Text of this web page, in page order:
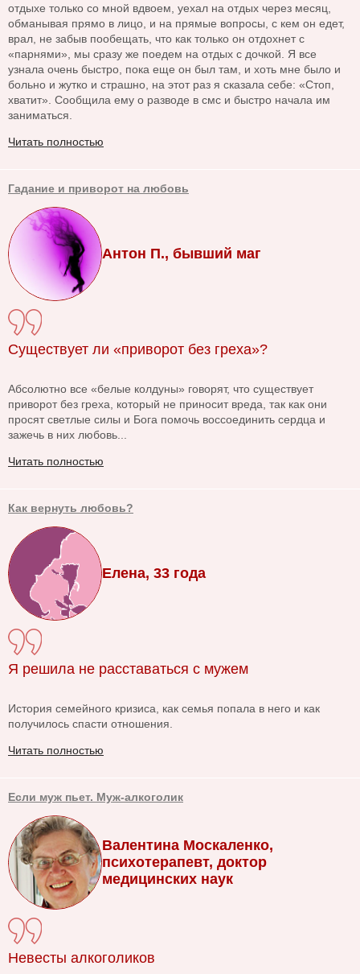
отдыхе только со мной вдвоем, уехал на отдых через месяц,
обманывая прямо в лицо, и на прямые вопросы, с кем он едет,
врал, не забыв пообещать, что как только он отдохнет с
«парнями», мы сразу же поедем на отдых с дочкой. Я все
узнала очень быстро, пока еще он был там, и хоть мне было и
больно и жутко и страшно, на этот раз я сказала себе: «Стоп,
хватит». Сообщила ему о разводе в смс и быстро начала им
заниматься.
Читать полностью
Гадание и приворот на любовь
Антон П., бывший маг
Существует ли «приворот без греха»?
Абсолютно все «белые колдуны» говорят, что существует
приворот без греха, который не приносит вреда, так как они
просят светлые силы и Бога помочь воссоединить сердца и
зажечь в них любовь...
Читать полностью
Как вернуть любовь?
Елена, 33 года
Я решила не расставаться с мужем
История семейного кризиса, как семья попала в него и как
получилось спасти отношения.
Читать полностью
Если муж пьет. Муж-алкоголик
Валентина Москаленко,
психотерапевт, доктор
медицинских наук
Невесты алкоголиков